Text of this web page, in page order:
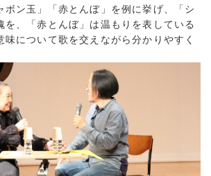
ン玉」「赤とんぼ」を例に挙げ、「シ
を、「赤とんぼ」は温もりを表している
味について歌を交えながら分かりやすく